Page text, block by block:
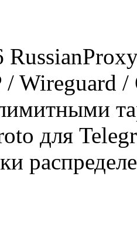
/ Wireguard
для